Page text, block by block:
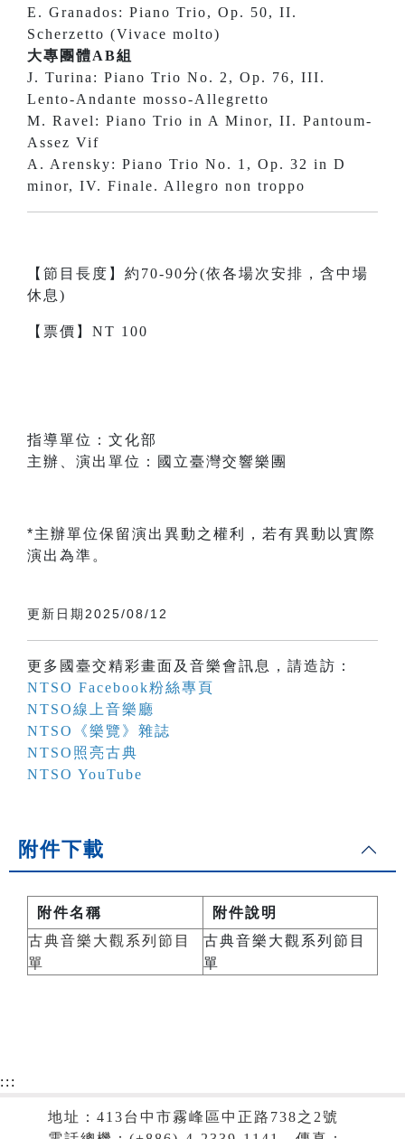
E. Granados: Piano Trio, Op. 50, II.
Scherzetto (Vivace molto)
大專團體AB組
J. Turina: Piano Trio No. 2, Op. 76, III.
Lento-Andante mosso-Allegretto
M. Ravel: Piano Trio in A Minor, II. Pantoum-
Assez Vif
A. Arensky: Piano Trio No. 1, Op. 32 in D
minor, IV. Finale. Allegro non troppo
【節目長度】約70-90分(依各場次安排，含中場
休息)
【票價】NT 100
指導單位：文化部
主辦、演出單位：國立臺灣交響樂團
*主辦單位保留演出異動之權利，若有異動以實際
演出為準。
更新日期2025/08/12
更多國臺交精彩畫面及音樂會訊息，請造訪：
NTSO Facebook粉絲專頁
NTSO線上音樂廳
NTSO《樂覽》雜誌
NTSO照亮古典
NTSO YouTube
附件下載
附件名稱
附件說明
古典音樂大觀系列節目
單
古典音樂大觀系列節目
單
:::
地址：413台中市霧峰區中正路738之2號